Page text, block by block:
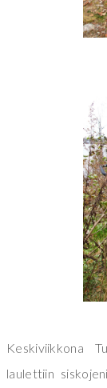
Keskiviikkona
laulettiin